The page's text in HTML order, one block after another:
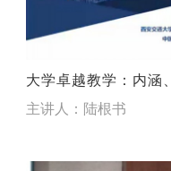
大学卓越教学：内涵
主讲人：陆根书